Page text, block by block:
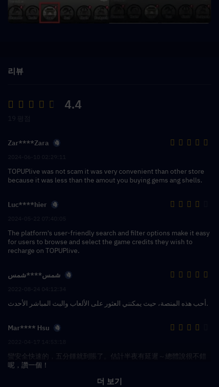
리뷰
4.4
Zar****Zara
TOPUPlive was not scam it was very convenient than other store
because it was less than the amout you buying gems ang shells.
Luc****hier
The platform's user-friendly search and filter options make it easy
for users to browse and select the game credits they wish to
recharge on TOPUPlive.
شمس****شمس
أحب هذه المنصة، حيث يمكنني العثور على الألعاب والبث المباشر الأحدث.
Mar**** Hsu
蠻安全快速的，五分鍾就到賬了。估計半夜有延遲～總體說很不錯
呢，讚一個！
더 보기